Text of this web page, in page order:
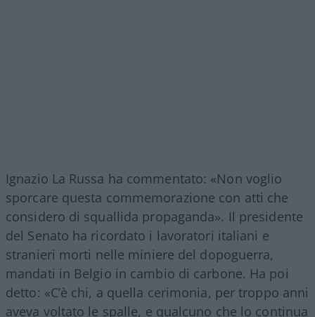
Ignazio La Russa ha commentato: «Non voglio
sporcare questa commemorazione con atti che
considero di squallida propaganda». Il presidente
del Senato ha ricordato i lavoratori italiani e
stranieri morti nelle miniere del dopoguerra,
mandati in Belgio in cambio di carbone. Ha poi
detto: «C’è chi, a quella cerimonia, per troppo anni
aveva voltato le spalle, e qualcuno che lo continua